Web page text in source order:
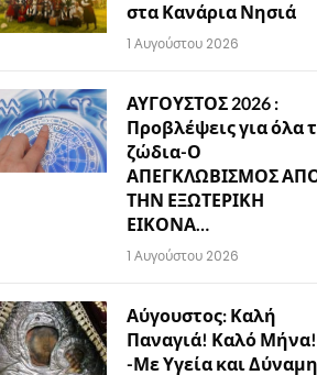
στα Κανάρια Νησιά
1 Αυγούστου 2026
ΑΥΓΟΥΣΤΟΣ 2026 :
Προβλέψεις για όλα
ζώδια-Ο
ΑΠΕΓΚΛΩΒΙΣΜΟΣ
ΤΗΝ ΕΞΩΤΕΡΙΚΗ
ΕΙΚΟΝΑ…
1 Αυγούστου 2026
Αύγουστος: Καλή
Παναγιά! Καλό Μήνα!
-Με Υγεία και